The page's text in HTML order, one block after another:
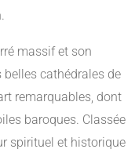
massif et son
cathédrales de
remarquables, dont
baroques. Classée
spirituel et historique